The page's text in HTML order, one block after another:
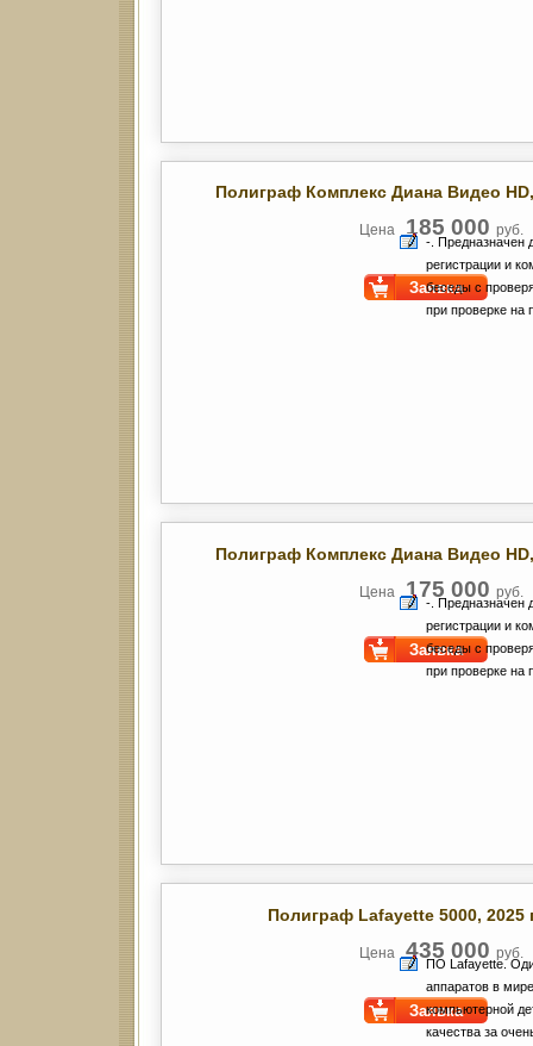
Полиграф Комплекс Диана Видео HD
-. Предназначен
регистрации и
беседы с
при проверке на
Цена 185 000 руб.
Заявка
Полиграф Комплекс Диана Видео HD
-. Предназначен
регистрации и
беседы с
при проверке на
Цена 175 000 руб.
Заявка
Полиграф Lafayette 5000, 2025
ПО Lafayette.
аппаратов в
компьютерной
качества за
Цена 435 000 руб.
Заявка